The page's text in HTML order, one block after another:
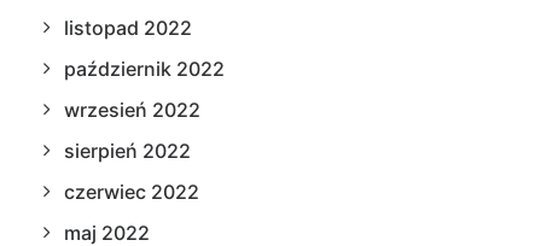
listopad 2022
październik 2022
wrzesień 2022
sierpień 2022
czerwiec 2022
maj 2022